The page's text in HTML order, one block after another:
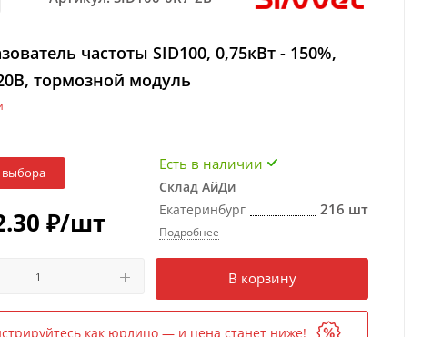
частоты SID100, 0,75кВт - 150%,
тормозной модуль
выбора
₽/шт
Есть в наличии
Склад АйДи
Екатеринбург
216 шт
Подробнее
В корзину
как юрлицо — и цена станет ниже!